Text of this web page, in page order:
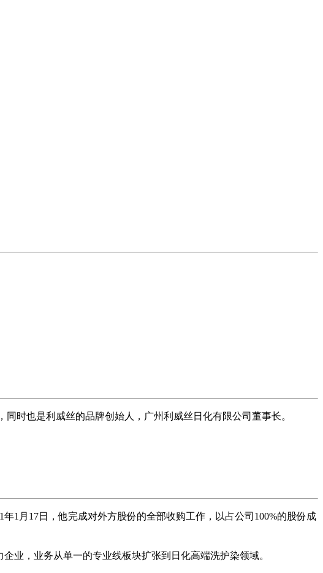
时也是利威丝的品牌创始人，广州利威丝日化有限公司董事长。
年1月17日，他完成对外方股份的全部收购工作，以占公司100%的股份成
业，业务从单一的专业线板块扩张到日化高端洗护染领域。